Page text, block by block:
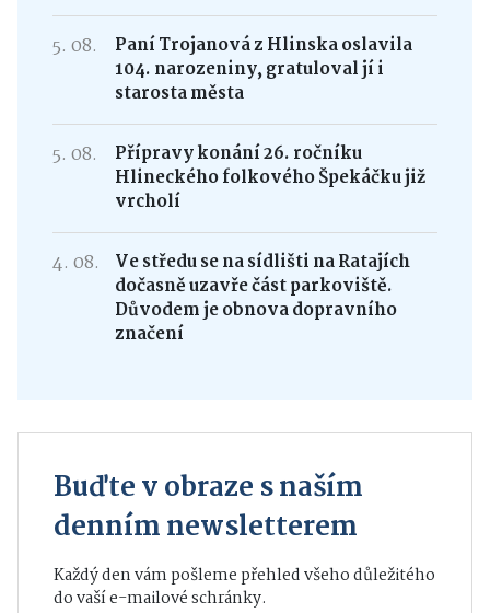
5. 08.
Paní Trojanová z Hlinska oslavila
104. narozeniny, gratuloval jí i
starosta města
5. 08.
Přípravy konání 26. ročníku
Hlineckého folkového Špekáčku již
vrcholí
4. 08.
Ve středu se na sídlišti na Ratajích
dočasně uzavře část parkoviště.
Důvodem je obnova dopravního
značení
Buďte v obraze s naším
denním newsletterem
Každý den vám pošleme přehled všeho důležitého
do vaší e-mailové schránky.